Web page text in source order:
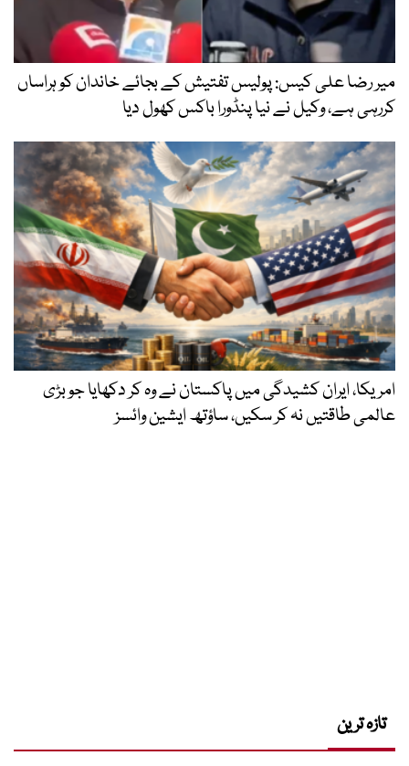
میر رضا علی کیس: پولیس تفتیش کے بجائے خاندان کو ہراساں
کررہی ہے، وکیل نے نیا پنڈورا باکس کھول دیا
امریکا، ایران کشیدگی میں پاکستان نے وہ کر دکھایا جو بڑی
عالمی طاقتیں نہ کر سکیں، ساؤتھ ایشین وائسز
تازہ ترین